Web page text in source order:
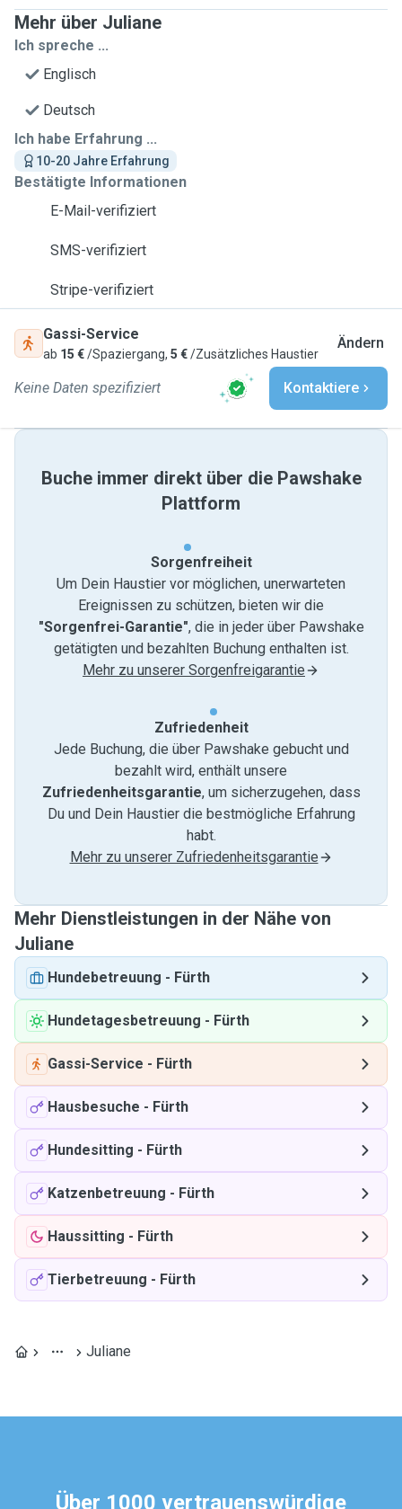
Mehr über Juliane
Ich spreche ...
Englisch
Deutsch
Ich habe Erfahrung ...
10-20 Jahre Erfahrung
Bestätigte Informationen
E-Mail-verifiziert
SMS-verifiziert
Stripe-verifiziert
Gassi-Service
ab 15 €/Spaziergang, 5 €/Zusätzliches Haustier
Ändern
Keine Daten spezifiziert Kontaktiere
Buche immer direkt über die Pawshake
Plattform
Sorgenfreiheit
Um Dein Haustier vor möglichen, unerwarteten
Ereignissen zu schützen, bieten wir die
"Sorgenfrei-Garantie", die in jeder über Pawshake
getätigten und bezahlten Buchung enthalten ist.
Mehr zu unserer Sorgenfreigarantie
Zufriedenheit
Jede Buchung, die über Pawshake gebucht und
bezahlt wird, enthält unsere
Zufriedenheitsgarantie, um sicherzugehen, dass
Du und Dein Haustier die bestmögliche Erfahrung
habt.
Mehr zu unserer Zufriedenheitsgarantie
Mehr Dienstleistungen in der Nähe von
Juliane
Hundebetreuung - Fürth
Hundetagesbetreuung - Fürth
Gassi-Service - Fürth
Hausbesuche - Fürth
Hundesitting - Fürth
Katzenbetreuung - Fürth
Haussitting - Fürth
Tierbetreuung - Fürth
Juliane
Über 1000 vertrauenswürdige